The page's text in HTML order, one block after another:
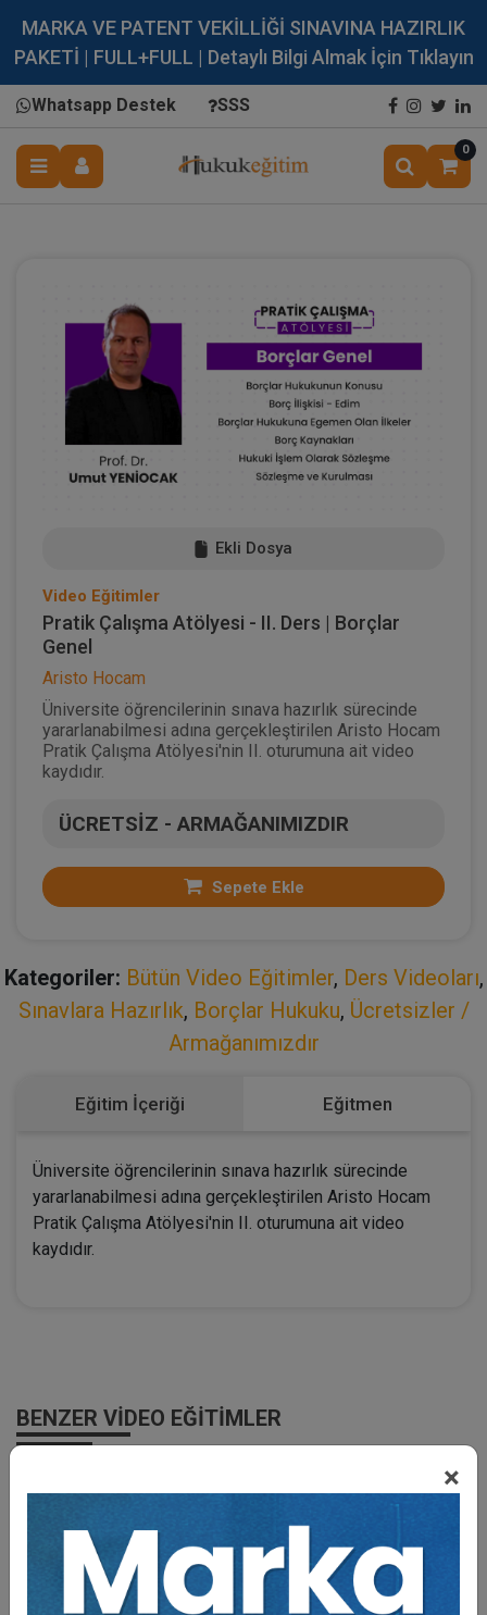
MARKA VE PATENT VEKİLLİĞİ SINAVINA HAZIRLIK
PAKETİ | FULL+FULL | Detaylı Bilgi Almak İçin Tıklayın
Whatsapp Destek SSS
0
×
Ekli Dosya
Video Eğitimler
Pratik Çalışma Atölyesi - II. Ders | Borçlar
Genel
Aristo Hocam
Üniversite öğrencilerinin sınava hazırlık sürecinde
yararlanabilmesi adına gerçekleştirilen Aristo Hocam
Pratik Çalışma Atölyesi'nin II. oturumuna ait video
kaydıdır.
ÜCRETSİZ - ARMAĞANIMIZDIR
Sepete Ekle
Kategoriler: Bütün Video Eğitimler, Ders Videoları,
Sınavlara Hazırlık, Borçlar Hukuku, Ücretsizler /
Armağanımızdır
Eğitim İçeriği Eğitmen
Üniversite öğrencilerinin sınava hazırlık sürecinde
yararlanabilmesi adına gerçekleştirilen Aristo Hocam
Pratik Çalışma Atölyesi'nin II. oturumuna ait video
kaydıdır.
BENZER VIDEO EĞITIMLER
Video Eğitim Abonesi Ol: Sadece 5490 TL / Yıllık
Hukuk Eğitim